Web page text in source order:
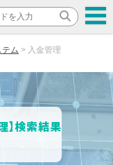
ム 入金管理
】検索結果